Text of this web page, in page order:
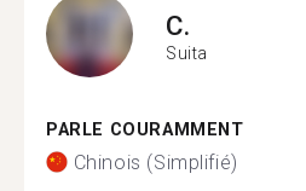
C.
Suita
PARLE COURAMMENT
Chinois (Simplifié)